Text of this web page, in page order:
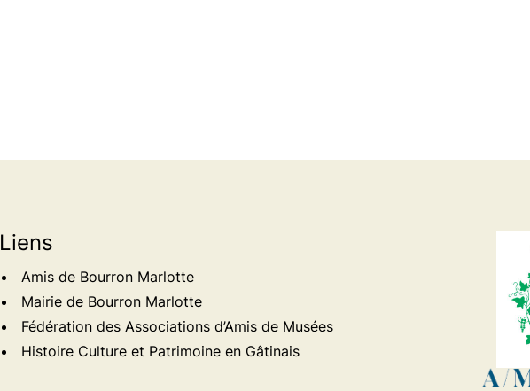
Liens
Amis de Bourron Marlotte
Mairie de Bourron Marlotte
Fédération des Associations d’Amis de Musées
Histoire Culture et Patrimoine en Gâtinais